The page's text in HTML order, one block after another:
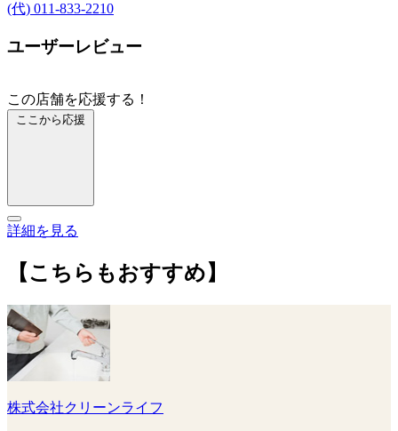
(代) 011-833-2210
ユーザーレビュー
この店舗を応援する！
ここから応援
詳細を見る
【こちらもおすすめ】
株式会社クリーンライフ